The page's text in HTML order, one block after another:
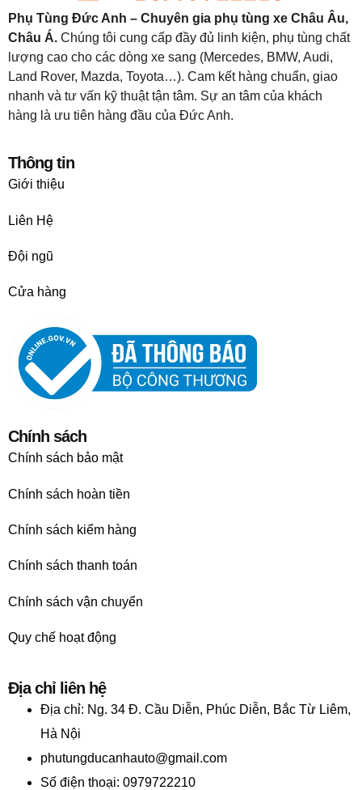
Phụ Tùng Đức Anh – Chuyên gia phụ tùng xe Châu Âu,
Châu Á. Chúng tôi cung cấp đầy đủ linh kiện, phụ tùng chất
lượng cao cho các dòng xe sang (Mercedes, BMW, Audi,
Land Rover, Mazda, Toyota…). Cam kết hàng chuẩn, giao
nhanh và tư vấn kỹ thuật tận tâm. Sự an tâm của khách
hàng là ưu tiên hàng đầu của Đức Anh.
Thông tin
Giới thiệu
Liên Hệ
Đội ngũ
Cửa hàng
Chính sách
Chính sách bảo mật
Chính sách hoàn tiền
Chính sách kiểm hàng
Chính sách thanh toán
Chính sách vận chuyển
Quy chế hoạt động
Địa chỉ liên hệ
Địa chỉ: Ng. 34 Đ. Cầu Diễn, Phúc Diễn, Bắc Từ Liêm,
Hà Nội
phutungducanhauto@gmail.com
Số điện thoại: 0979722210